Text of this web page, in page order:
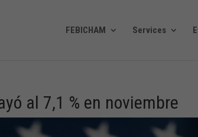
FEBICHAM Services
al 7,1 % en noviembre